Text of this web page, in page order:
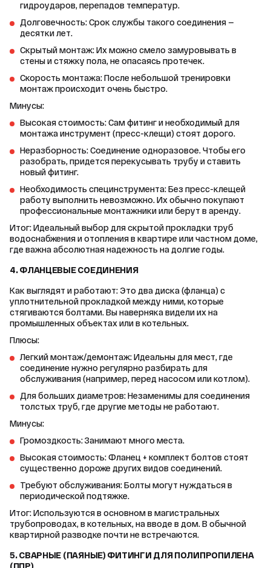
гидроударов, перепадов температур.
Долговечность: Срок службы такого соединения —
десятки лет.
Скрытый монтаж: Их можно смело замуровывать в
стены и стяжку пола, не опасаясь протечек.
Скорость монтажа: После небольшой тренировки
монтаж происходит очень быстро.
Минусы:
Высокая стоимость: Сам фитинг и необходимый для
монтажа инструмент (пресс-клещи) стоят дорого.
Неразборность: Соединение одноразовое. Чтобы его
разобрать, придется перекусывать трубу и ставить
новый фитинг.
Необходимость специнструмента: Без пресс-клещей
работу выполнить невозможно. Их обычно покупают
профессиональные монтажники или берут в аренду.
Итог: Идеальный выбор для скрытой прокладки труб
водоснабжения и отопления в квартире или частном доме,
где важна абсолютная надежность на долгие годы.
4. ФЛАНЦЕВЫЕ СОЕДИНЕНИЯ
Как выглядят и работают: Это два диска (фланца) с
уплотнительной прокладкой между ними, которые
стягиваются болтами. Вы наверняка видели их на
промышленных объектах или в котельных.
Плюсы:
Легкий монтаж/демонтаж: Идеальны для мест, где
соединение нужно регулярно разбирать для
обслуживания (например, перед насосом или котлом).
Для больших диаметров: Незаменимы для соединения
толстых труб, где другие методы не работают.
Минусы:
Громоздкость: Занимают много места.
Высокая стоимость: Фланец + комплект болтов стоят
существенно дороже других видов соединений.
Требуют обслуживания: Болты могут нуждаться в
периодической подтяжке.
Итог: Используются в основном в магистральных
трубопроводах, в котельных, на вводе в дом. В обычной
квартирной разводке почти не встречаются.
5. СВАРНЫЕ (ПАЯНЫЕ) ФИТИНГИ ДЛЯ ПОЛИПРОПИЛЕНА
(ППР)